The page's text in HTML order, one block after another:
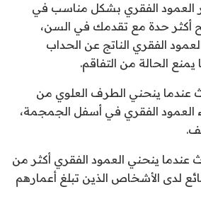
العمود الفقري بشكل مناسب في
أكثر حدة مع تقدمك في السن،
الفقري الناتج عن الحداب
الحالة من التفاقم.
عندما ينحني الطرف العلوي من
العمود الفقري في أسفل الجمجمة،
عندما ينحني العمود الفقري أكثر من
شائع لدى الأشخاص الذين تبلغ أعمارهم